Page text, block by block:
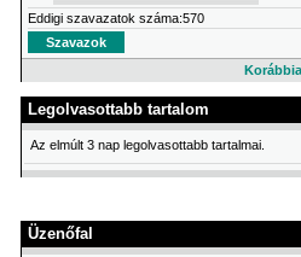
Eddigi szavazatok száma:570
Legolvasottabb tartalom
Az elmúlt 3 nap legolvasottabb tartalmai.
Üzenőfal